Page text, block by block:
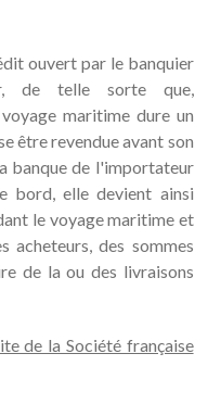
ouvert par le banquier
de telle sorte que,
maritime dure un
être revendue avant son
banque de l'importateur
bord, elle devient ainsi
le voyage maritime et
acheteurs, des sommes
de la ou des livraisons
de la Société française